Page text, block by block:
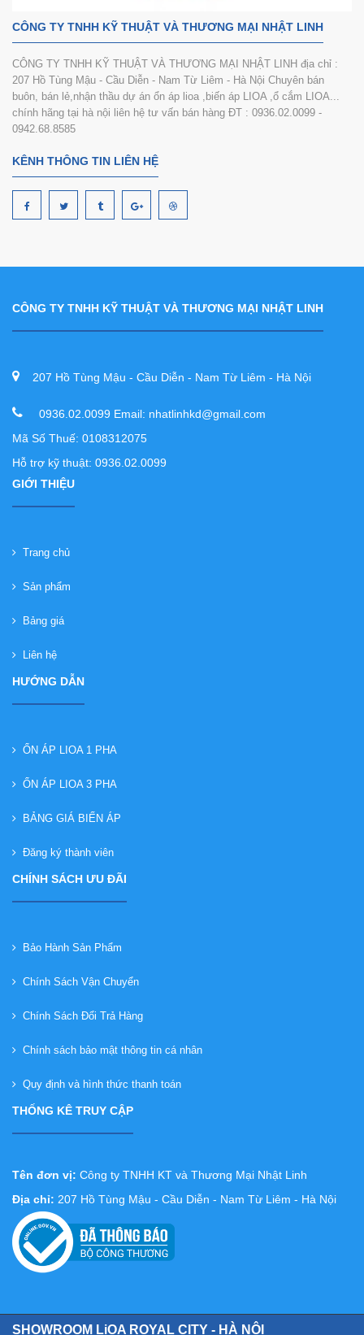
CÔNG TY TNHH KỸ THUẬT VÀ THƯƠNG MẠI NHẬT LINH
CÔNG TY TNHH KỸ THUẬT VÀ THƯƠNG MẠI NHẬT LINH địa chỉ :
207 Hồ Tùng Mậu - Cầu Diễn - Nam Từ Liêm - Hà Nội Chuyên bán
buôn, bán lẻ,nhận thầu dự án ổn áp lioa ,biến áp LIOA ,ổ cắm LIOA...
chính hãng tại hà nội liên hệ tư vấn bán hàng ĐT : 0936.02.0099 -
0942.68.8585
KÊNH THÔNG TIN LIÊN HỆ
CÔNG TY TNHH KỸ THUẬT VÀ THƯƠNG MẠI NHẬT LINH
207 Hồ Tùng Mậu - Cầu Diễn - Nam Từ Liêm - Hà Nội
0936.02.0099 Email: nhatlinhkd@gmail.com
Mã Số Thuế: 0108312075
Hỗ trợ kỹ thuật: 0936.02.0099
GIỚI THIỆU
Trang chủ
Sản phẩm
Bảng giá
Liên hệ
HƯỚNG DẪN
ỔN ÁP LIOA 1 PHA
ỔN ÁP LIOA 3 PHA
BẢNG GIÁ BIẾN ÁP
Đăng ký thành viên
CHÍNH SÁCH ƯU ĐÃI
Bảo Hành Sản Phẩm
Chính Sách Vận Chuyển
Chính Sách Đổi Trả Hàng
Chính sách bảo mật thông tin cá nhân
Quy định và hình thức thanh toán
THỐNG KÊ TRUY CẬP
Tên đơn vị: Công ty TNHH KT và Thương Mại Nhật Linh
Địa chỉ: 207 Hồ Tùng Mậu - Cầu Diễn - Nam Từ Liêm - Hà Nội
SHOWROOM LiOA ROYAL CITY - HÀ NỘI